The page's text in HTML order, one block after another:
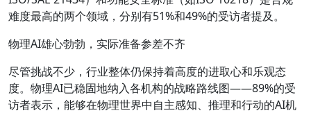
难度最高的两个领域，分别有51%和49%的受访者提及。
物理AI雄心勃勃，实际准备参差不齐
尽管挑战不少，行业整体仍保持着高度的进取心和乐观态
度。物理AI已稳固地纳入各机构的战略路线图——89%的受
访者表示，能够在物理世界中自主感知、推理和行动的AI机